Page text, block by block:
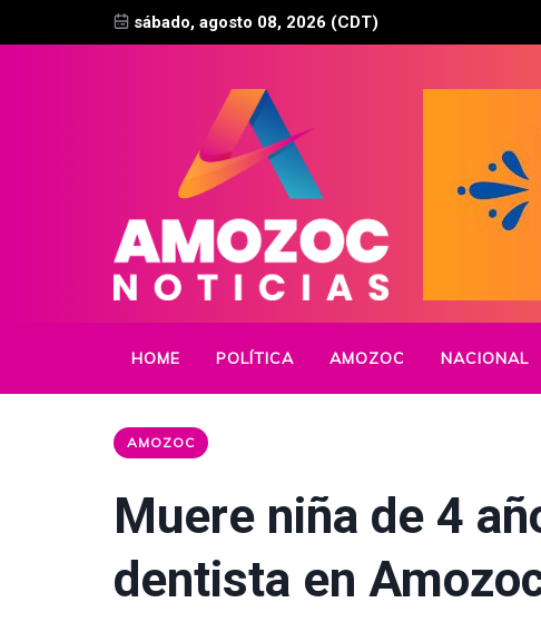
sábado, agosto 08, 2026 (CDT)
HOME POLÍTICA AMOZOC NACIONAL
AMOZOC
Muere niña de 4
dentista en